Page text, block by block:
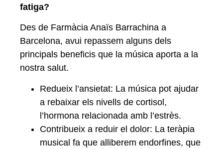
fatiga?
Des de Farmàcia Anaïs Barrachina a
Barcelona, avui repassem alguns dels
principals beneficis que la música aporta a la
nostra salut.
Redueix l’ansietat: La música pot ajudar
a rebaixar els nivells de cortisol,
l’hormona relacionada amb l’estrès.
Contribueix a reduir el dolor: La teràpia
musical fa que alliberem endorfines, que